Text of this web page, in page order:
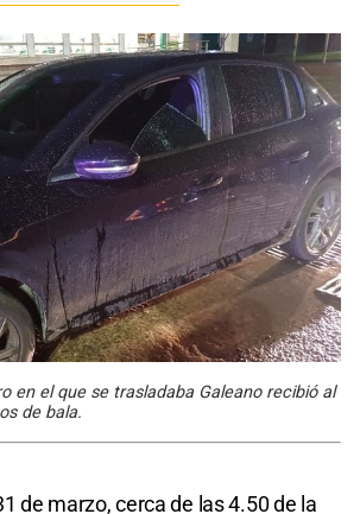
en el que se trasladaba Galeano recibió al
de bala.
de marzo, cerca de las 4.50 de la